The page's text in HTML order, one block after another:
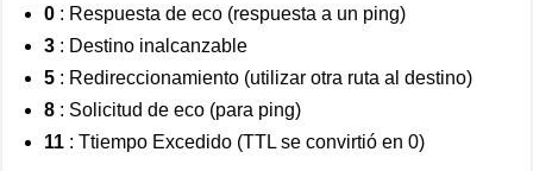
0 : Respuesta de eco (respuesta a un ping)
3 : Destino inalcanzable
5 : Redireccionamiento (utilizar otra ruta al destino)
8 : Solicitud de eco (para ping)
11 : Ttiempo Excedido (TTL se convirtió en 0)